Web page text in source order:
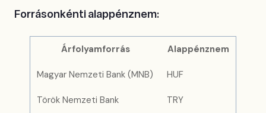
Forrásonkénti alappénznem:
Árfolyamforrás Alappénznem
Magyar Nemzeti Bank (MNB) HUF
Török Nemzeti Bank TRY